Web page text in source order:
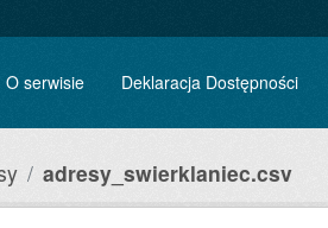
O serwisie Deklaracja Dostępności
adresy_swierklaniec.csv